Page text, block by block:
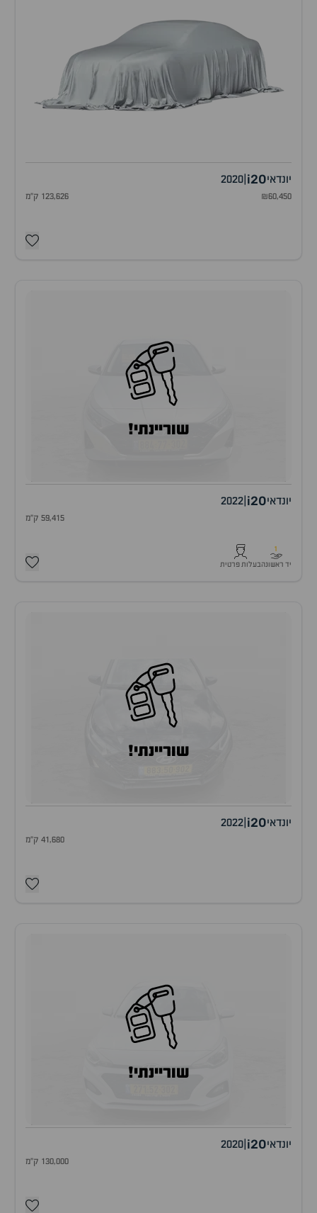
יונדאיi20
2020
₪60,450 123,626 ק"מ
שוריינתי!
יונדאיi20
2022
59,415 ק"מ
1
יד ראשונהבעלות פרטית
שוריינתי!
יונדאיi20
2022
41,680 ק"מ
שוריינתי!
יונדאיi20
2020
130,000 ק"מ